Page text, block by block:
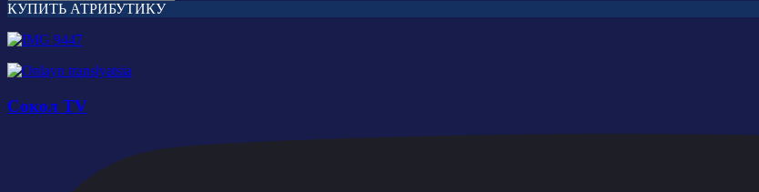
КУПИТЬ АТРИБУТИКУ
Сокол TV